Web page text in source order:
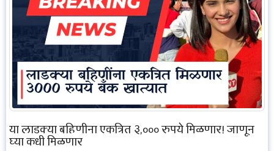
या लाडक्या बहिणीना एकत्रित ३,००० रुपये मिळणार! जाणून
घ्या कधी मिळणार